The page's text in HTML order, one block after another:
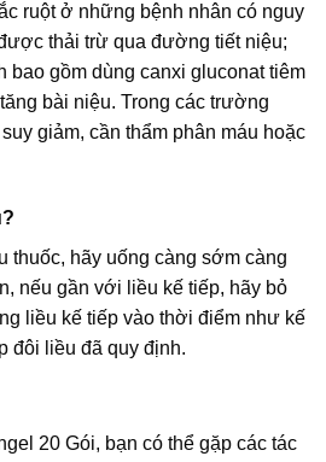
ruột ở những bệnh nhân có nguy
thải trừ qua đường tiết niệu;
bao gồm dùng canxi gluconat tiêm
bài niệu. Trong các trường
giảm, cần thẩm phân máu hoặc
thuốc, hãy uống càng sớm càng
nếu gần với liều kế tiếp, hãy bỏ
liều kế tiếp vào thời điểm như kế
đôi liều đã quy định.
20 Gói, bạn có thể gặp các tác